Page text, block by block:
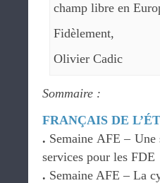
champ libre en
Fidèlement,
Olivier Cadic
Sommaire :
FRANÇAIS DE
. Semaine AFE – Une
services pour les FDE
. Semaine AFE – La